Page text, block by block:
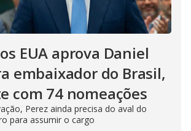
EUA aprova Daniel
embaixador do Brasil,
com 74 nomeações
Perez ainda precisa do aval do
para assumir o cargo